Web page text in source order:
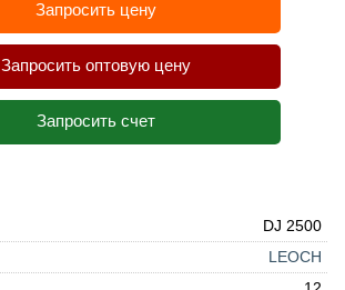
Запросить цену
Запросить оптовую цену
Запросить счет
DJ 2500
LEOCH